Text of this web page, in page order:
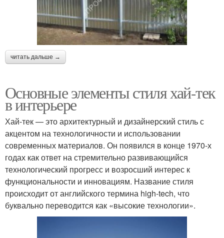
читать дальше →
Основные элементы стиля хай-тек
в интерьере
Хай-тек — это архитектурный и дизайнерский стиль с
акцентом на технологичности и использовании
современных материалов. Он появился в конце 1970-х
годах как ответ на стремительно развивающийся
технологический прогресс и возросший интерес к
функциональности и инновациям. Название стиля
происходит от английского термина high-tech, что
буквально переводится как «высокие технологии».